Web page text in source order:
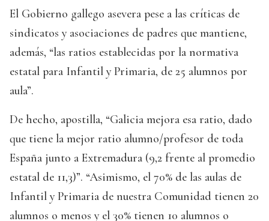
El Gobierno gallego asevera pese a las críticas de
sindicatos y asociaciones de padres que mantiene,
además, “las ratios establecidas por la normativa
estatal para Infantil y Primaria, de 25 alumnos por
aula”.
De hecho, apostilla, “Galicia mejora esa ratio, dado
que tiene la mejor ratio alumno/profesor de toda
España junto a Extremadura (9,2 frente al promedio
estatal de 11,3)”. “Asimismo, el 70% de las aulas de
Infantil y Primaria de nuestra Comunidad tienen 20
alumnos o menos y el 30% tienen 10 alumnos o